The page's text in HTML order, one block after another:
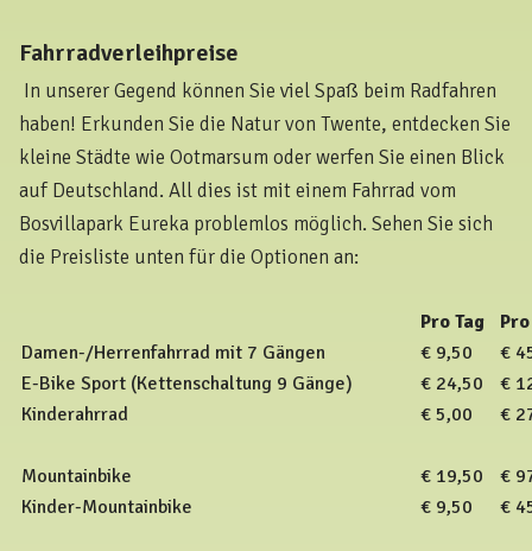
Fahrradverleihpreise
In unserer Gegend können Sie viel Spaß beim Radfahren
haben! Erkunden Sie die Natur von Twente, entdecken Sie
kleine Städte wie Ootmarsum oder werfen Sie einen Blick
auf Deutschland. All dies ist mit einem Fahrrad vom
Bosvillapark Eureka problemlos möglich. Sehen Sie sich
die Preisliste unten für die Optionen an:
Pro Tag
Damen-/Herrenfahrrad mit 7 Gängen
€ 9,50
€
E-Bike Sport (Kettenschaltung 9 Gänge)
€ 24,50
€
Kinderahrrad
€ 5,00 €
Mountainbike € 19,50
€
Kinder-Mountainbike
€ 9,50 €